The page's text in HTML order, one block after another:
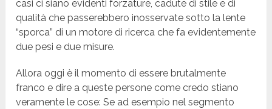
casi ci siano evidenti forzature, cadute di stile e di
qualità che passerebbero inosservate sotto la lente
“sporca” di un motore di ricerca che fa evidentemente
due pesi e due misure.
Allora oggi è il momento di essere brutalmente
franco e dire a queste persone come credo stiano
veramente le cose: Se ad esempio nel segmento